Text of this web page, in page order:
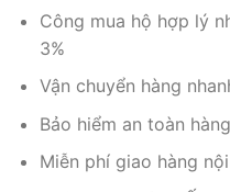
Công mua hộ hợp lý
3%
Vận chuyển hàng
Bảo hiểm an toàn
Miễn phí giao hàng